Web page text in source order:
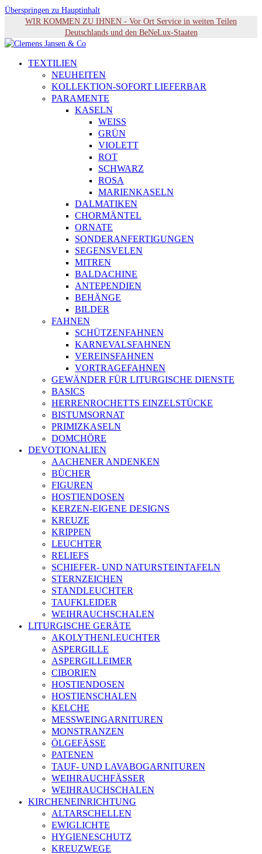
Überspringen zu Hauptinhalt
WIR KOMMEN ZU IHNEN - Vor Ort Service in weiten Teilen
Deutschlands und den BeNeLux-Staaten
TEXTILIEN
NEUHEITEN
KOLLEKTION-SOFORT LIEFERBAR
PARAMENTE
KASELN
WEISS
GRÜN
VIOLETT
ROT
SCHWARZ
ROSA
MARIENKASELN
DALMATIKEN
CHORMÄNTEL
ORNATE
SONDERANFERTIGUNGEN
SEGENSVELEN
MITREN
BALDACHINE
ANTEPENDIEN
BEHÄNGE
BILDER
FAHNEN
SCHÜTZENFAHNEN
KARNEVALSFAHNEN
VEREINSFAHNEN
VORTRAGEFAHNEN
GEWÄNDER FÜR LITURGISCHE DIENSTE
BASICS
HERRENROCHETTS EINZELSTÜCKE
BISTUMSORNAT
PRIMIZKASELN
DOMCHÖRE
DEVOTIONALIEN
AACHENER ANDENKEN
BÜCHER
FIGUREN
HOSTIENDOSEN
KERZEN-EIGENE DESIGNS
KREUZE
KRIPPEN
LEUCHTER
RELIEFS
SCHIEFER- UND NATURSTEINTAFELN
STERNZEICHEN
STANDLEUCHTER
TAUFKLEIDER
WEIHRAUCHSCHALEN
LITURGISCHE GERÄTE
AKOLYTHENLEUCHTER
ASPERGILLE
ASPERGILLEIMER
CIBORIEN
HOSTIENDOSEN
HOSTIENSCHALEN
KELCHE
MESSWEINGARNITUREN
MONSTRANZEN
ÖLGEFÄSSE
PATENEN
TAUF- UND LAVABOGARNITUREN
WEIHRAUCHFÄSSER
WEIHRAUCHSCHALEN
KIRCHENEINRICHTUNG
ALTARSCHELLEN
EWIGLICHTE
HYGIENESCHUTZ
KREUZWEGE